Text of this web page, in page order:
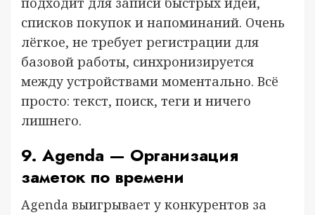
списков покупок и напоминаний. Очень
лёгкое, не требует регистрации для
базовой работы, синхронизируется
между устройствами моментально. Всё
просто: текст, поиск, теги и ничего
лишнего.
9. Agenda — Организация
заметок по времени
Agenda выигрывает у конкурентов за